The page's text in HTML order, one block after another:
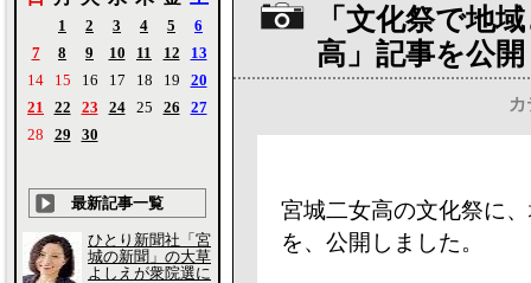
「文化祭で地
高」記事を公
宮城二女高の文化祭に
を、公開しました。
1 2 3 4 5
6
7
8 9 10 11 12
13
14
15 16 17 18 19
20
21
22 23 24 25 26
27
28
29 30
最新記事一覧
ひとり新聞社「宮
城の新聞」の大草
よしえが衆院選に